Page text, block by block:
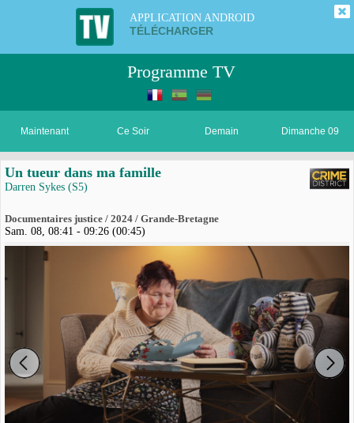
APPLICATION ANDROID
TÉLÉCHARGER
Programme TV
Maintenant Ce Soir Demain Dimanche 09
Un tueur dans ma famille
Darren Sykes (S5)
Documentaires justice / 2024 / Grande-Bretagne
Sam. 08, 08:41 - 09:26 (00:45)